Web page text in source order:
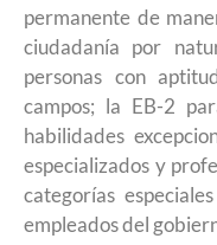
permanente de
ciudadanía por
personas con
campos; la EB-2
habilidades
especializados y
categorías
empleados del